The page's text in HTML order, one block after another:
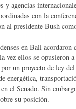
y agencias
con la
al presidente Bush
en Bali
vez ellos se opusieron
un proyecto de ley
energética,
el Senado. Sin
su posición.